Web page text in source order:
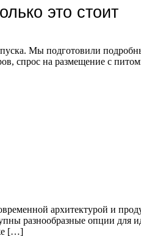
это стоит
Мы подготовили
спрос на размещение с
архитектурой и
разнообразные опции для
[…]